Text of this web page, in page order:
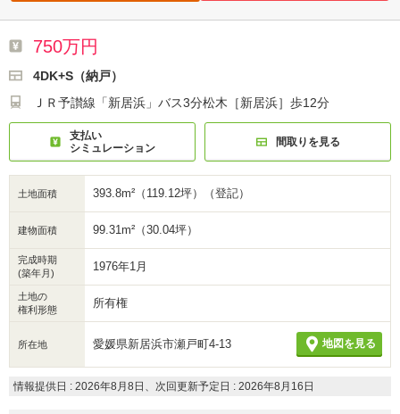
750万円
4DK+S（納戸）
ＪＲ予讃線「新居浜」バス3分松木［新居浜］歩12分
支払い
シミュレーション
間取りを見る
土地面積 393.8m²（119.12坪）（登記）
建物面積 99.31m²（30.04坪）
完成時期
(築年月)
1976年1月
土地の
権利形態
所有権
所在地 愛媛県新居浜市瀬戸町4-13 地図を見る
情報提供日 : 2026年8月8日、次回更新予定日 : 2026年8月16日